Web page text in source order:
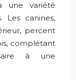
une variété
Les canines,
percent
complétant
à une